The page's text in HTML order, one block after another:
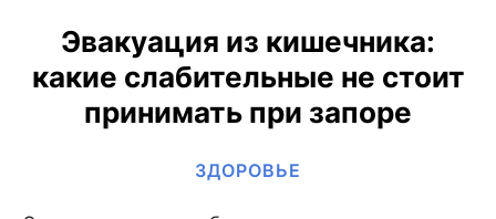
Эвакуация из кишечника:
какие слабительные не стоит
принимать при запоре
ЗДОРОВЬЕ